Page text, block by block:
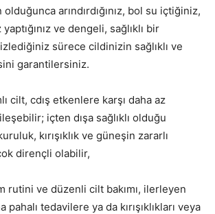
arındırdığınız, bol su içtiğiniz,
ve dengeli, sağlıklı bir
sürece cildinizin sağlıklı ve
garantilersiniz.
cilt, cdış etkenlere karşı daha az
içten dışa sağlıklı olduğu
kırışıklık ve güneşin zararlı
dirençli olabilir,
rutini ve düzenli cilt bakımı, ilerleyen
tedavilere ya da kırışıklıkları veya